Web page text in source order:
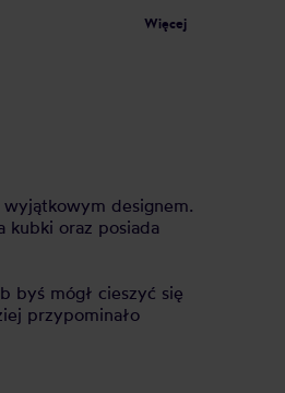
Więcej
designem.
kubki oraz posiada
byś mógł cieszyć się
przypominało